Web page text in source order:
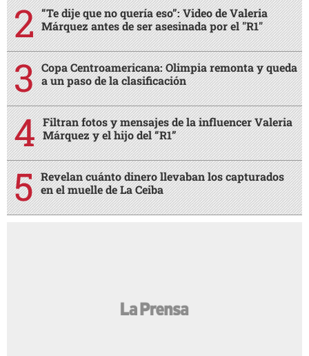
“Te dije que no quería eso”: Video de Valeria
Márquez antes de ser asesinada por el "R1"
Copa Centroamericana: Olimpia remonta y queda
a un paso de la clasificación
Filtran fotos y mensajes de la influencer Valeria
Márquez y el hijo del “R1”
Revelan cuánto dinero llevaban los capturados
en el muelle de La Ceiba